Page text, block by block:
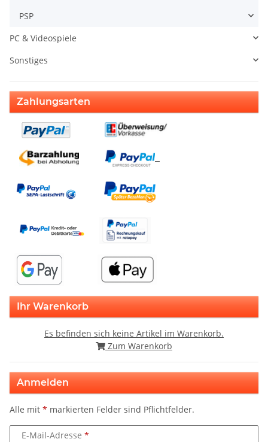
PSP
PC & Videospiele
Sonstiges
Zahlungsarten
Ihr Warenkorb
Es befinden sich keine Artikel im Warenkorb.
Zum Warenkorb
Anmelden
Alle mit * markierten Felder sind Pflichtfelder.
E-Mail-Adresse